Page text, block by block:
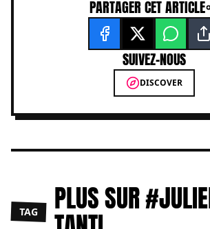
PARTAGER CET ARTICLE
SUIVEZ-NOUS
DISCOVER
TAG PLUS SUR